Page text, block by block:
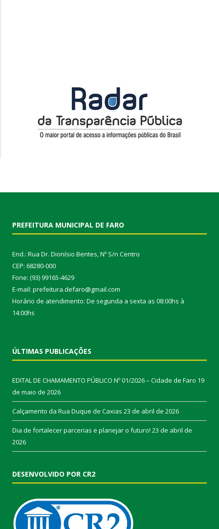
PREFEITURA MUNICIPAL DE FARO
End.: Rua Dr. Dionísio Bentes, Nº S/n Centro
CEP: 68280-000
Fone: (93) 99165-4629
E-mail: prefeitura.defaro@gmail.com
Horário de atendimento: De segunda a sexta as 08:00hs à
14:00hs
ÚLTIMAS PUBLICAÇÕES
EDITAL DE CHAMAMENTO PÚBLICO Nº 01/2026 – Cidade de Faro 19
de maio de 2026
Calçamento da Rua Duque de Caxias 23 de abril de 2026
Dia de fortalecer parcerias e planejar o futuro! 23 de abril de
2026
DESENVOLVIDO POR CR2